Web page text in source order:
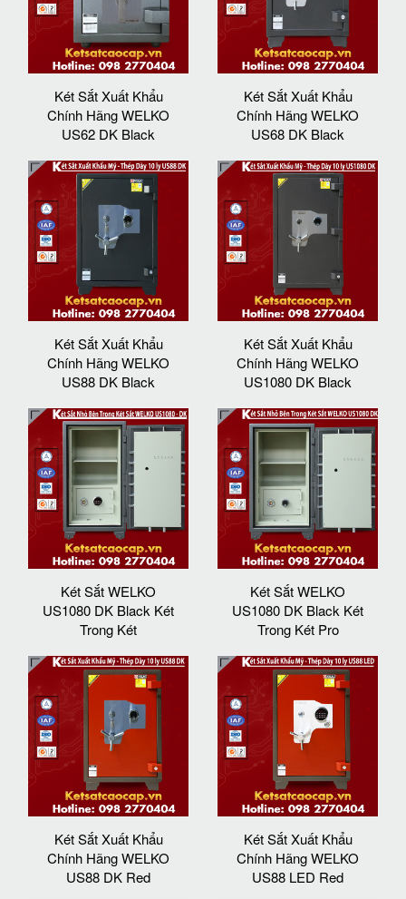
Két Sắt Xuất Khẩu
Chính Hãng WELKO
US62 DK Black
Két Sắt Xuất Khẩu
Chính Hãng WELKO
US68 DK Black
Két Sắt Xuất Khẩu
Chính Hãng WELKO
US88 DK Black
Két Sắt Xuất Khẩu
Chính Hãng WELKO
US1080 DK Black
Két Sắt WELKO
US1080 DK Black Két
Trong Két
Két Sắt WELKO
US1080 DK Black Két
Trong Két Pro
Két Sắt Xuất Khẩu
Chính Hãng WELKO
US88 DK Red
Két Sắt Xuất Khẩu
Chính Hãng WELKO
US88 LED Red